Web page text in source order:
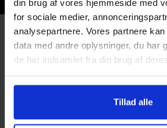
din brug af vores hjemmeside med
for sociale medier,
analysepartnere. Vores partnere
data med andre oplysninger, du har
de har indsamlet fra din brug af
Tillad alle
Sommerbuffet
Min. 6 kuverter
365,-
Gør som 1 million andre
og få en anmelderrost